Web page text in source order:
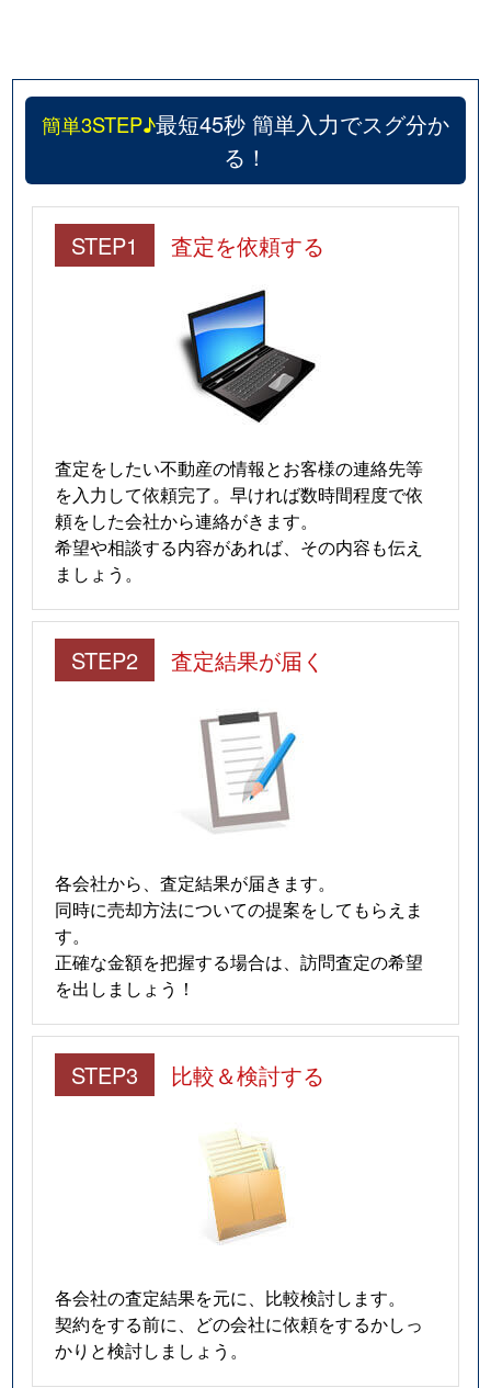
簡単3STEP♪最短45秒 簡単入力でスグ分か
る！
STEP1 査定を依頼する
査定をしたい不動産の情報とお客様の連絡先等
を入力して依頼完了。早ければ数時間程度で依
頼をした会社から連絡がきます。
希望や相談する内容があれば、その内容も伝え
ましょう。
STEP2 査定結果が届く
各会社から、査定結果が届きます。
同時に売却方法についての提案をしてもらえま
す。
正確な金額を把握する場合は、訪問査定の希望
を出しましょう！
STEP3 比較＆検討する
各会社の査定結果を元に、比較検討します。
契約をする前に、どの会社に依頼をするかしっ
かりと検討しましょう。